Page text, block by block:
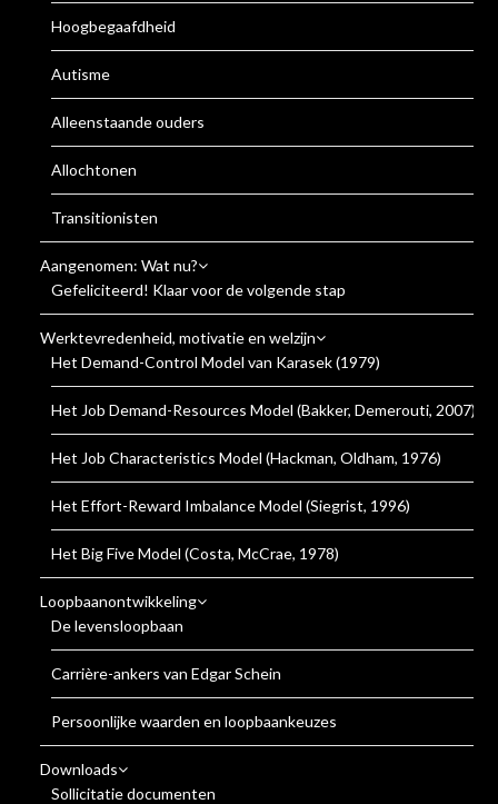
Hoogbegaafdheid
Autisme
Alleenstaande ouders
Allochtonen
Transitionisten
Aangenomen: Wat nu?
Gefeliciteerd! Klaar voor de volgende stap
Werktevredenheid, motivatie en welzijn
Het Demand-Control Model van Karasek (1979)
Het Job Demand-Resources Model (Bakker, Demerouti, 2007)
Het Job Characteristics Model (Hackman, Oldham, 1976)
Het Effort-Reward Imbalance Model (Siegrist, 1996)
Het Big Five Model (Costa, McCrae, 1978)
Loopbaanontwikkeling
De levensloopbaan
Carrière-ankers van Edgar Schein
Persoonlijke waarden en loopbaankeuzes
Downloads
Sollicitatie documenten